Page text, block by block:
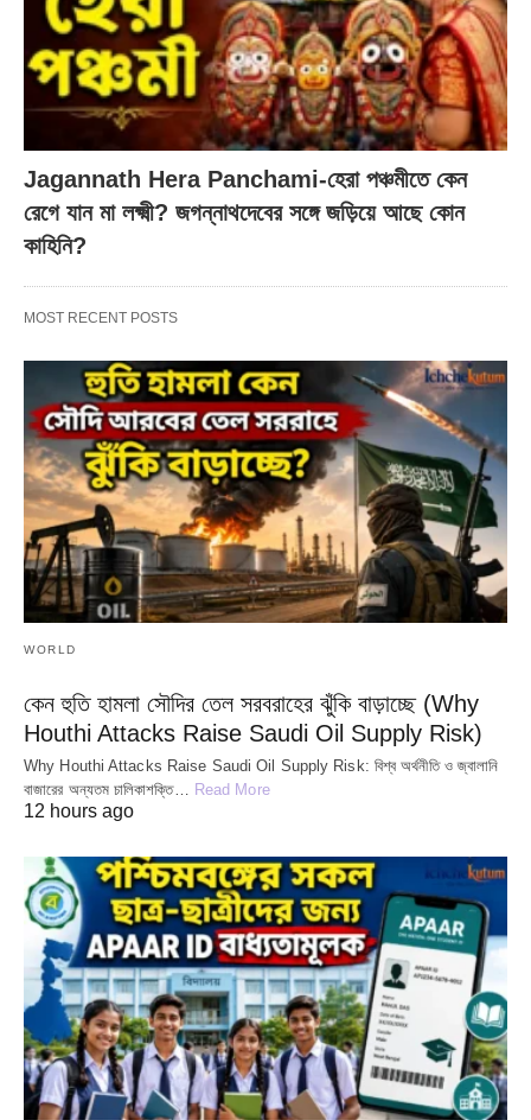
Jagannath Hera Panchami-হেরা পঞ্চমীতে কেন
রেগে যান মা লক্ষ্মী? জগন্নাথদেবের সঙ্গে জড়িয়ে আছে কোন
কাহিনি?
MOST RECENT POSTS
WORLD
কেন হুতি হামলা সৌদির তেল সরবরাহের ঝুঁকি বাড়াচ্ছে (Why
Houthi Attacks Raise Saudi Oil Supply Risk)
Why Houthi Attacks Raise Saudi Oil Supply Risk: বিশ্ব অর্থনীতি ও জ্বালানি
বাজারের অন্যতম চালিকাশক্তি… Read More
12 hours ago